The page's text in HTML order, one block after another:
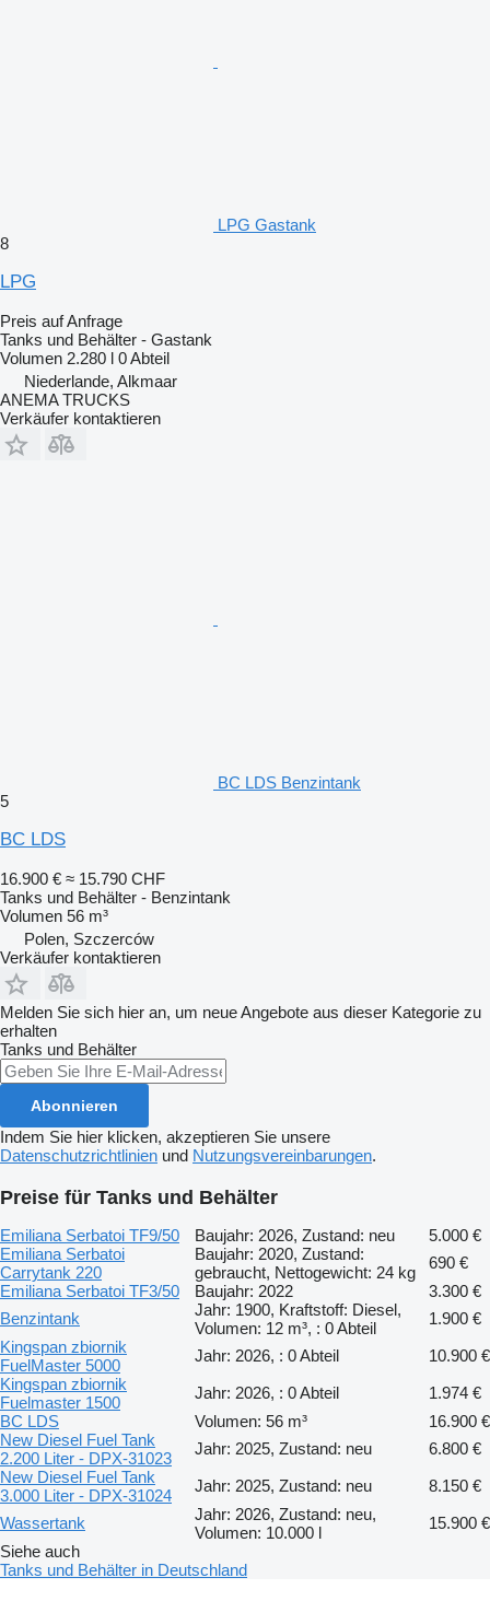
LPG Gastank
8
LPG
Preis auf Anfrage
Tanks und Behälter - Gastank
Volumen 2.280 l 0 Abteil
Niederlande, Alkmaar
ANEMA TRUCKS
Verkäufer kontaktieren
BC LDS Benzintank
5
BC LDS
16.900 € ≈ 15.790 CHF
Tanks und Behälter - Benzintank
Volumen 56 m³
Polen, Szczerców
Verkäufer kontaktieren
Melden Sie sich hier an, um neue Angebote aus dieser Kategorie zu
erhalten
Tanks und Behälter
Abonnieren
Indem Sie hier klicken, akzeptieren Sie unsere
Datenschutzrichtlinien und Nutzungsvereinbarungen.
Preise für Tanks und Behälter
Emiliana Serbatoi TF9/50 Baujahr: 2026, Zustand: neu
5.000 €
Emiliana Serbatoi
Carrytank 220
Baujahr: 2020, Zustand:
gebraucht, Nettogewicht: 24 kg
690 €
Emiliana Serbatoi TF3/50
Baujahr: 2022
3.300 €
Benzintank
Jahr: 1900, Kraftstoff: Diesel,
Volumen: 12 m³, : 0 Abteil
1.900 €
Kingspan zbiornik
FuelMaster 5000
Jahr: 2026, : 0 Abteil
10.900 €
Kingspan zbiornik
Fuelmaster 1500
Jahr: 2026, : 0 Abteil
1.974 €
BC LDS
Volumen: 56 m³
16.900 €
New Diesel Fuel Tank
2.200 Liter - DPX-31023
Jahr: 2025, Zustand: neu
6.800 €
New Diesel Fuel Tank
3.000 Liter - DPX-31024
Jahr: 2025, Zustand: neu
8.150 €
Wassertank
Jahr: 2026, Zustand: neu,
Volumen: 10.000 l
15.900 €
Siehe auch
Tanks und Behälter in Deutschland